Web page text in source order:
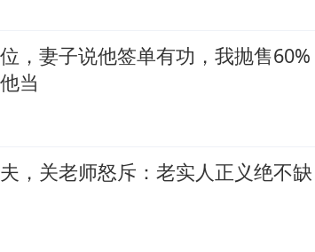
，妻子说他签单有功，我抛售60%
当
，关老师怒斥：老实人正义绝不缺